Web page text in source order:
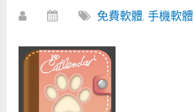
免費軟體,手機軟體